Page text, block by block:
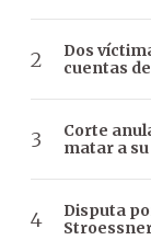
Dos
cuentas
Corte
matar a
Disputa